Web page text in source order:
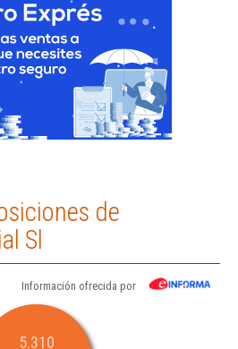
de
Sl
Información ofrecida por
5.310